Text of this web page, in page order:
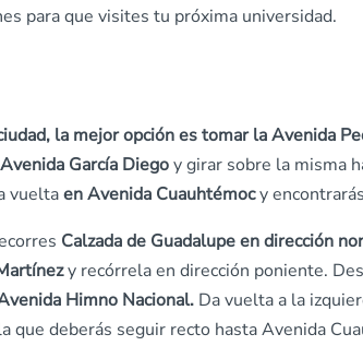
para que visites tu próxima universidad.
la mejor opción es tomar la Avenida
Avenida García Diegoy girar sobre la misma
vueltaen Avenida Cuauhtémocy
Calzada de Guadalupe en dirección
y recórrela en dirección poniente.
Himno Nacional. Da vuelta a la
que deberás seguir recto hasta Avenida